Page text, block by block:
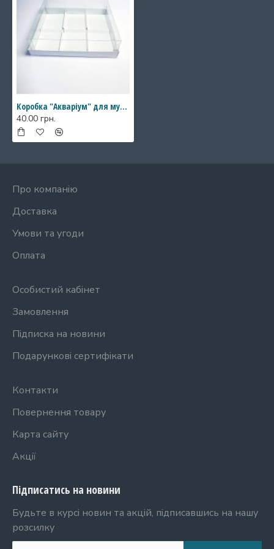
Коробка "Акваріум" для мусових тістечок на 6 шт., 245*195*70
40.00 грн.
Про компанію
Доставка
Умови та угоди
Оплата
Особистий кабінет
Замовлення
Підписка на новини
Подарункові сертифікати
Контакти
Повернення товару
Карта сайту
Акції
Підписатись на новини
Будьте в курсі новин та акцій, підписавшись на нашу
розсилку